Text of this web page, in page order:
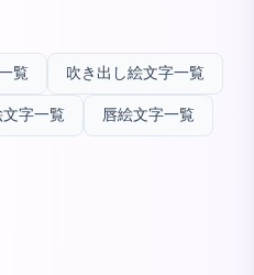
覧 吹き出し絵文字一覧
文字一覧 唇絵文字一覧